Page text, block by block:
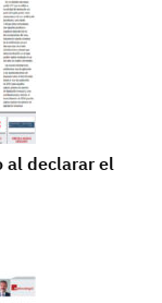
al declarar el